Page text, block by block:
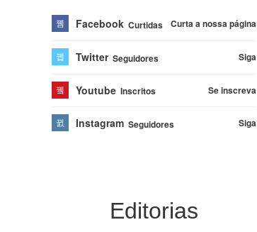
Facebook Curtidas Curta a nossa página
Twitter Seguidores Siga
Youtube Inscritos Se inscreva
Instagram Seguidores Siga
Editorias